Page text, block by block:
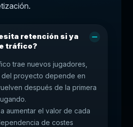
retención si ya
tráfico?
trae nuevos jugadores,
proyecto depende en
después de la primera
aumentar el valor de cada
de costes